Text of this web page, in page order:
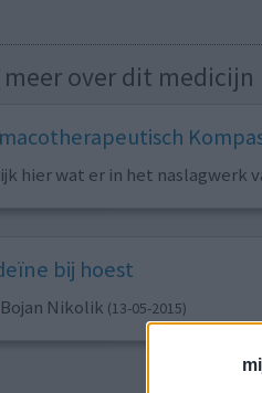
meer over dit medicijn
hier wat er in het naslagwerk
bij hoest
Bojan Nikolik (13-05-2015)